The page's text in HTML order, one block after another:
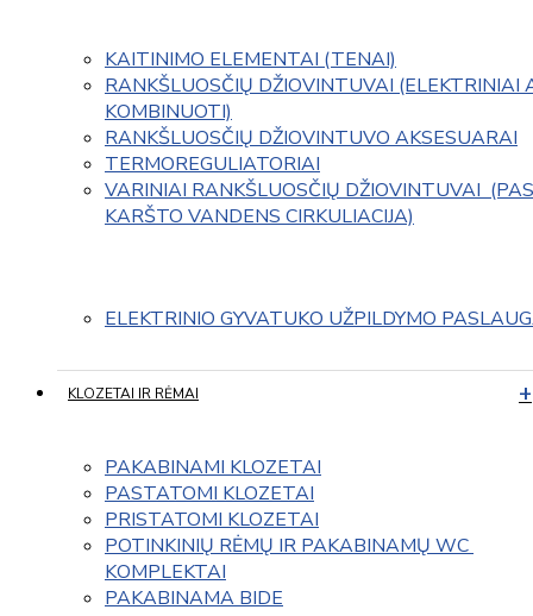
KAITINIMO ELEMENTAI (TENAI)
RANKŠLUOSČIŲ DŽIOVINTUVAI (ELEKTRINIAI
KOMBINUOTI)
RANKŠLUOSČIŲ DŽIOVINTUVO AKSESUARAI
TERMOREGULIATORIAI
VARINIAI RANKŠLUOSČIŲ DŽIOVINTUVAI
KARŠTO VANDENS CIRKULIACIJA)
ELEKTRINIO GYVATUKO UŽPILDYMO
KLOZETAI IR RĖMAI
PAKABINAMI KLOZETAI
PASTATOMI KLOZETAI
PRISTATOMI KLOZETAI
POTINKINIŲ RĖMŲ IR PAKABINAMŲ WC
KOMPLEKTAI
PAKABINAMA BIDE